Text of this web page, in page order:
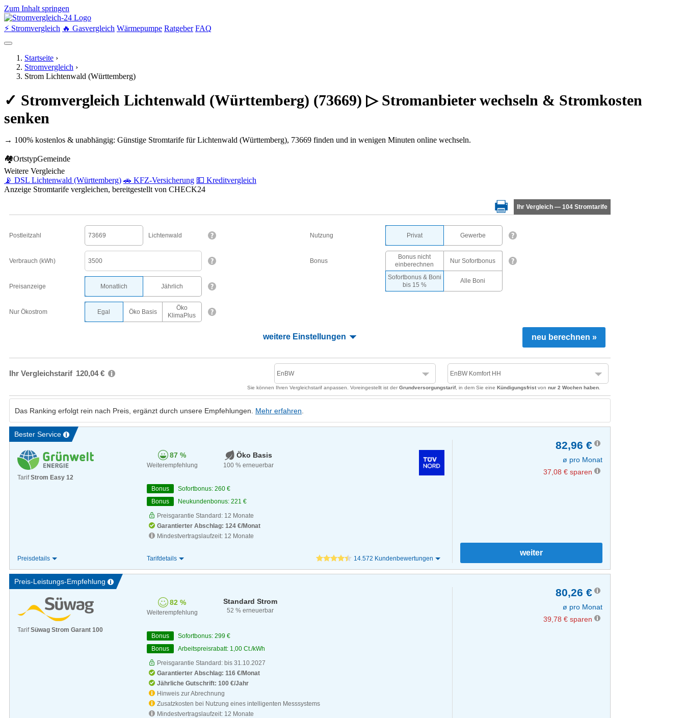
Zum Inhalt springen
⚡ Stromvergleich 🔥 Gasvergleich Wärmepumpe Ratgeber FAQ
Startseite ›
Stromvergleich ›
Strom Lichtenwald (Württemberg)
✓ Stromvergleich Lichtenwald (Württemberg) (73669) ▷ Stromanbieter wechseln & Stromkosten
senken
→ 100% kostenlos & unabhängig: Günstige Stromtarife für Lichtenwald (Württemberg), 73669 finden und in wenigen Minuten online wechseln.
🏘OrtstypGemeinde
Weitere Vergleiche
📡 DSL Lichtenwald (Württemberg) 🚗 KFZ-Versicherung 💵 Kreditvergleich
Anzeige Stromtarife vergleichen, bereitgestellt von CHECK24